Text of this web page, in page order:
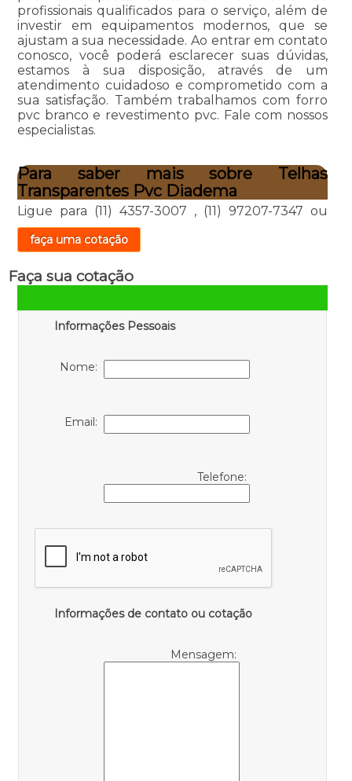
profissionais qualificados para o serviço, além de
investir em equipamentos modernos, que se
ajustam a sua necessidade. Ao entrar em contato
conosco, você poderá esclarecer suas dúvidas,
estamos à sua disposição, através de um
atendimento cuidadoso e comprometido com a
sua satisfação. Também trabalhamos com forro
pvc branco e revestimento pvc. Fale com nossos
especialistas.
Para saber mais sobre Telhas
Transparentes Pvc Diadema
Ligue para (11) 4357-3007 , (11) 97207-7347 ou
faça uma cotação
Faça sua cotação
Informações Pessoais
Nome:
Email:
Telefone:
Informações de contato ou cotação
Mensagem: